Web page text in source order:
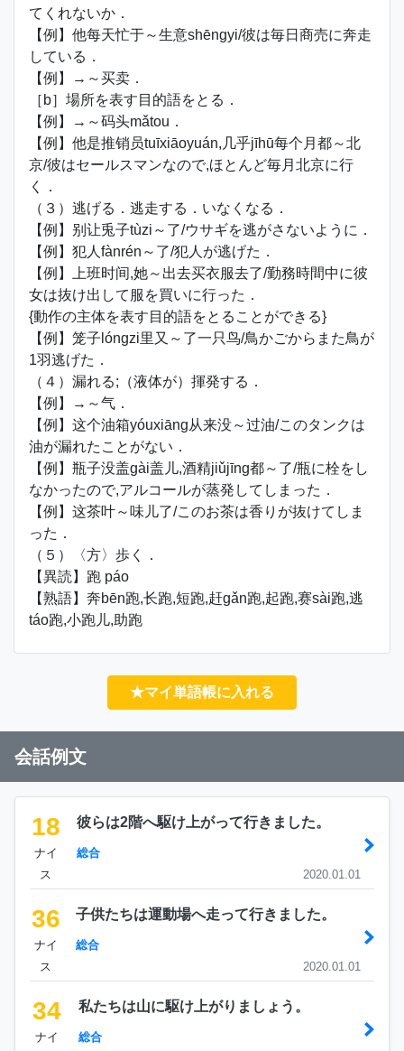
てくれないか．
【例】他每天忙于～生意shēngyi/彼は毎日商売に奔走
している．
【例】→～买卖．
［b］場所を表す目的語をとる．
【例】→～码头mǎtou．
【例】他是推销员tuīxiāoyuán,几乎jīhū每个月都～北
京/彼はセールスマンなので,ほとんど毎月北京に行
く．
（３）逃げる．逃走する．いなくなる．
【例】别让兎子tùzi～了/ウサギを逃がさないように．
【例】犯人fànrén～了/犯人が逃げた．
【例】上班时间,她～出去买衣服去了/勤務時間中に彼
女は抜け出して服を買いに行った．
{動作の主体を表す目的語をとることができる}
【例】笼子lóngzi里又～了一只鸟/鳥かごからまた鳥が
1羽逃げた．
（４）漏れる;（液体が）揮発する．
【例】→～气．
【例】这个油箱yóuxiāng从来没～过油/このタンクは
油が漏れたことがない．
【例】瓶子没盖gài盖儿,酒精jiǔjīng都～了/瓶に栓をし
なかったので,アルコールが蒸発してしまった．
【例】这茶叶～味儿了/このお茶は香りが抜けてしま
った．
（５）〈方〉歩く．
【異読】跑 páo
【熟語】奔bēn跑,长跑,短跑,赶gǎn跑,起跑,赛sài跑,逃
táo跑,小跑儿,助跑
★マイ単語帳に入れる
会話例文
18
ナイ
ス
彼らは2階へ駆け上がって行きました。
総合
2020.01.01
36
ナイ
ス
子供たちは運動場へ走って行きました。
総合
2020.01.01
34
ナイ
私たちは山に駆け上がりましょう。
総合